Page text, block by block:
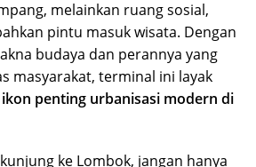
melainkan ruang sosial,
pintu masuk wisata. Dengan
budaya dan perannya yang
masyarakat, terminal ini layak
ikon penting urbanisasi modern di
ke Lombok, jangan hanya